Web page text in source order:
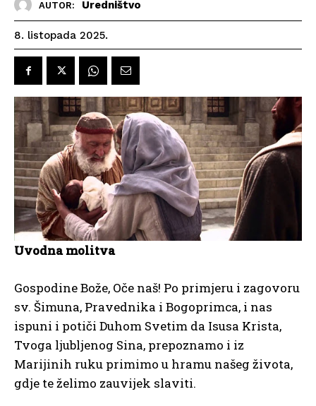
AUTOR: Uredništvo
8. listopada 2025.
Uvodna molitva
Gospodine Bože, Oče naš! Po primjeru i zagovoru
sv. Šimuna, Pravednika i Bogoprimca, i nas
ispuni i potiči Duhom Svetim da Isusa Krista,
Tvoga ljubljenog Sina, prepoznamo i iz
Marijinih ruku primimo u hramu našeg života,
gdje te želimo zauvijek slaviti.